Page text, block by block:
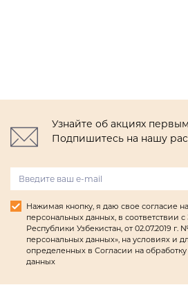
Узнайте об акциях
Подпишитесь на нашу
Нажимая кнопку, я даю свое согласие
персональных данных, в соответствии
Республики Узбекистан, от 02.07.2019 г.
персональных данных», на условиях и
определенных в Согласии на
данных